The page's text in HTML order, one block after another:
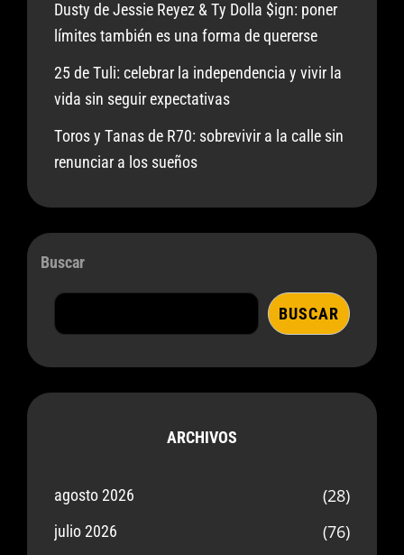
Dusty de Jessie Reyez & Ty Dolla $ign: poner
límites también es una forma de quererse
25 de Tuli: celebrar la independencia y vivir la
vida sin seguir expectativas
Toros y Tanas de R70: sobrevivir a la calle sin
renunciar a los sueños
Buscar
BUSCAR
ARCHIVOS
agosto 2026 (28)
julio 2026 (76)